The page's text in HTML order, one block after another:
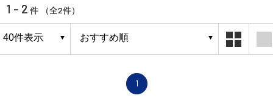
1 - 2 件 （全2件）
1